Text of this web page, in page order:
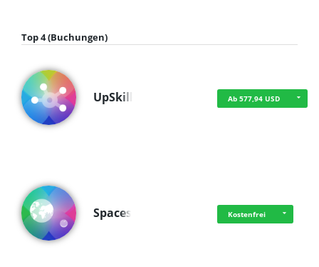
Top 4 (Buchungen)
UpSkill Ab 577,94 USD
Spaces Kostenfrei